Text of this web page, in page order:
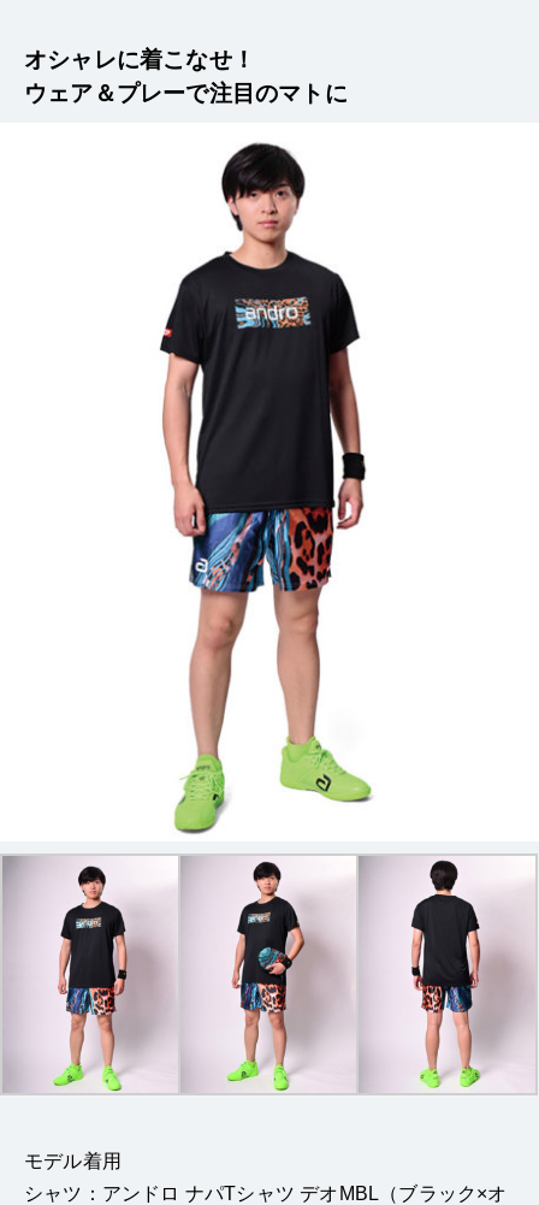
オシャレに着こなせ！
ウェア＆プレーで注目のマトに
モデル着用
シャツ：アンドロ ナパTシャツ デオMBL（ブラック×オ